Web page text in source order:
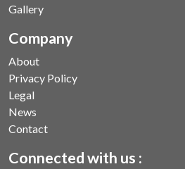
Gallery
Company
About
Privacy Policy
Legal
News
Contact
Connected with us :